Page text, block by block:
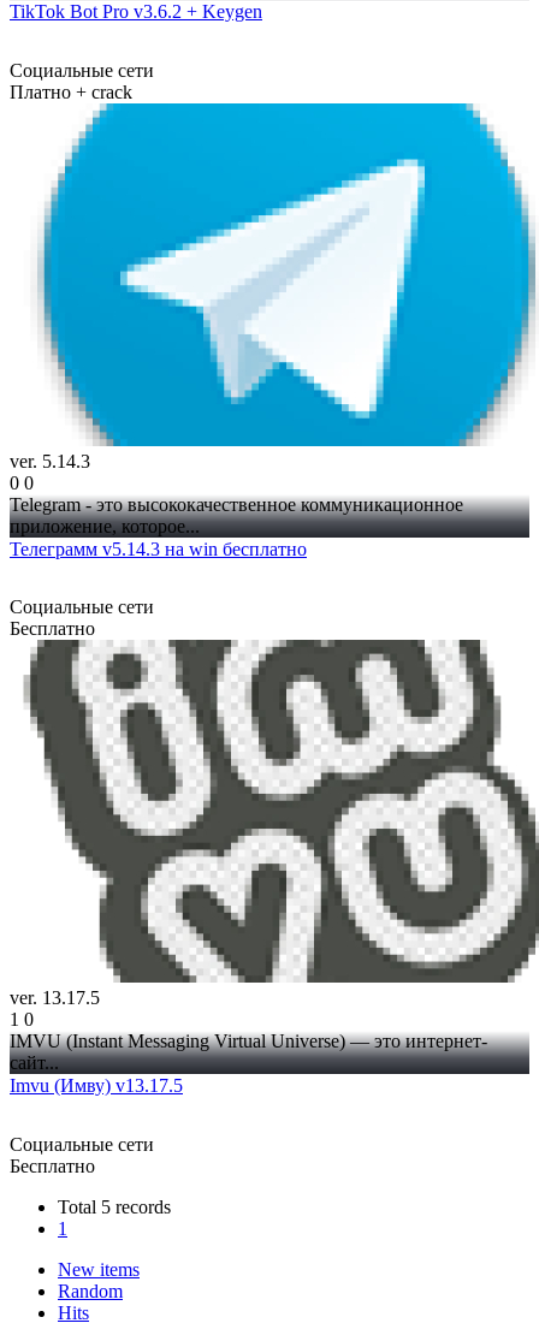
TikTok Bot Pro v3.6.2 + Keygen
Социальные сети
Платно + crack
ver. 5.14.3
0 0
Telegram - это высококачественное коммуникационное
приложение, которое...
Телеграмм v5.14.3 на win бесплатно
Социальные сети
Бесплатно
ver. 13.17.5
1 0
IMVU (Instant Messaging Virtual Universe) — это интернет-
сайт...
Imvu (Имву) v13.17.5
Социальные сети
Бесплатно
Total 5 records
1
New items
Random
Hits